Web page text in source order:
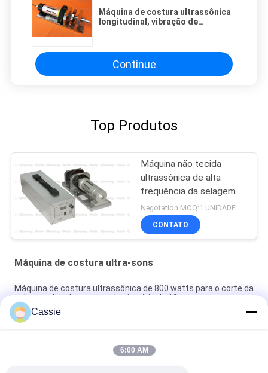
Máquina de costura ultrassônica
longitudinal, vibração de
grosso especial de TPU
Continue
Top Produtos
Máquina não tecida
ultrassônica de alta
frequência da selagem
do saco
Negotation MOQ:1 UNIDADE
CONTATO
Máquina de costura ultra-sons
Máquina de costura ultrassônica de 800 watts para o corte da
selagem da tela com a roda giratória de 12mm
Sistema de alta frequência da soldadura ultrassônica de
20Khz 2500w sem emenda
Sonotroda ultrassônico de alta velocidade com o gerador de
Cassie
6:00 AM